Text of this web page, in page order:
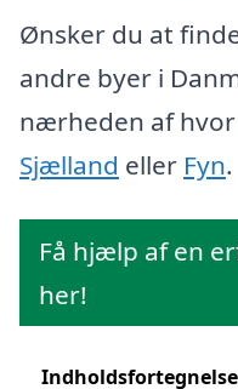
Ønsker du at
andre byer i
nærheden af
Sjælland eller Fyn.
Få hjælp af en
her!
Indholdsfortegnelse